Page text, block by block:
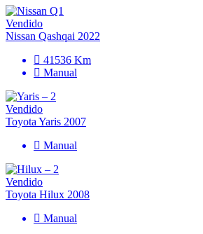
Vendido
Nissan Qashqai 2022
41536 Km
Manual
Vendido
Toyota Yaris 2007
Manual
Vendido
Toyota Hilux 2008
Manual